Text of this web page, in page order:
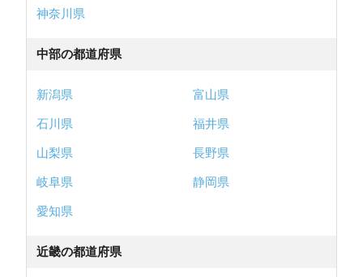
神奈川県
中部の都道府県
新潟県
富山県
石川県
福井県
山梨県
長野県
岐阜県
静岡県
愛知県
近畿の都道府県